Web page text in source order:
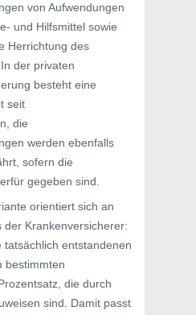
von Aufwendungen
und Hilfsmittel sowie
Herrichtung des
der privaten
besteht eine
seit
die
werden ebenfalls
sofern die
gegeben sind.
orientiert sich an
der Krankenversicherer:
tatsächlich entstandenen
bestimmten
die durch
sind. Damit passt